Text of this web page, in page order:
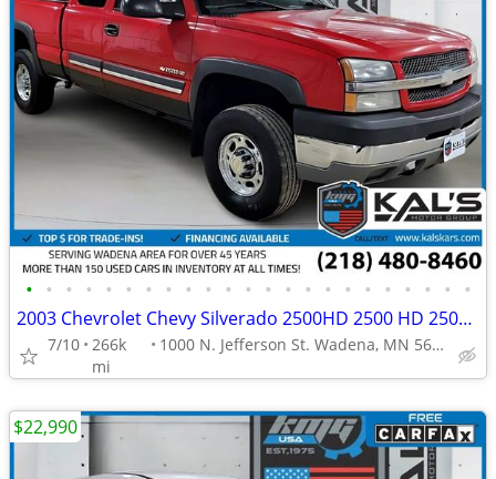
• • • • • • • • • • • • • • • • • • • • • • •
2003 Chevrolet Chevy Silverado 2500HD 2500 HD 2500-HD LS Ext Cab Short
7/10 266k
mi
1000 N. Jefferson St. Wadena, MN 56482
$22,990